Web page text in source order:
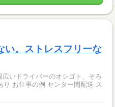
い。ストレスフリーな
いドライバーのオシゴト、そろ
り お仕事の例 センター間配送 ス